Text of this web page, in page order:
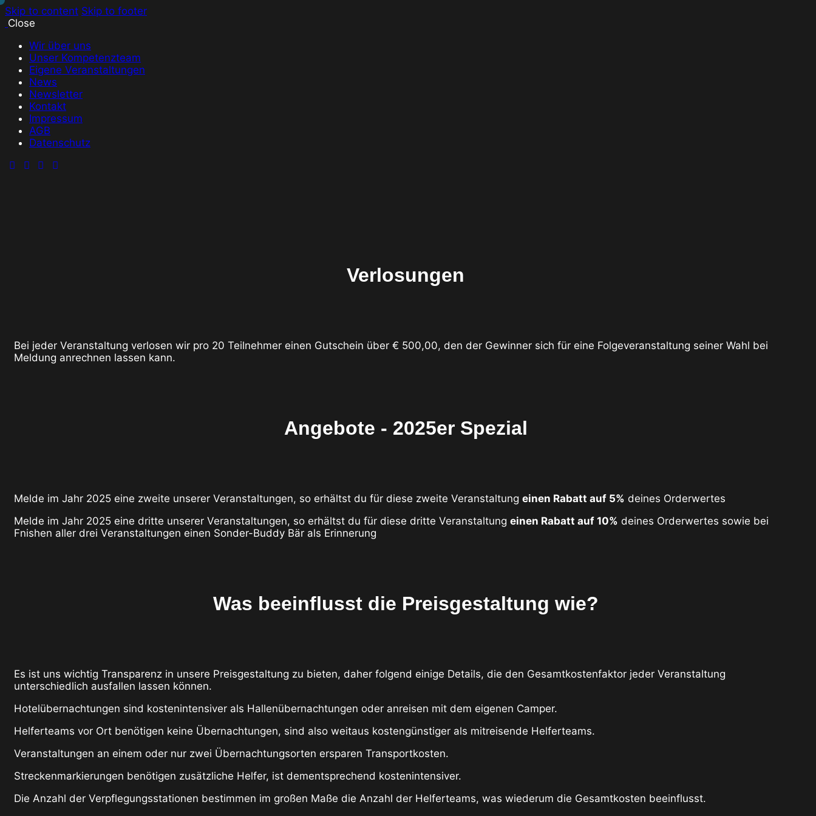
Skip to content Skip to footer
Close
Wir über uns
Unser Kompetenzteam
Eigene Veranstaltungen
News
Newsletter
Kontakt
Impressum
AGB
Datenschutz
Verlosungen
Bei jeder Veranstaltung verlosen wir pro 20 Teilnehmer einen Gutschein über € 500,00, den der Gewinner sich für eine Folgeveranstaltung seiner Wahl bei
Meldung anrechnen lassen kann.
Angebote - 2025er Spezial
Melde im Jahr 2025 eine zweite unserer Veranstaltungen, so erhältst du für diese zweite Veranstaltung einen Rabatt auf 5% deines Orderwertes
Melde im Jahr 2025 eine dritte unserer Veranstaltungen, so erhältst du für diese dritte Veranstaltung einen Rabatt auf 10% deines Orderwertes sowie bei
Fnishen aller drei Veranstaltungen einen Sonder-Buddy Bär als Erinnerung
Was beeinflusst die Preisgestaltung wie?
Es ist uns wichtig Transparenz in unsere Preisgestaltung zu bieten, daher folgend einige Details, die den Gesamtkostenfaktor jeder Veranstaltung
unterschiedlich ausfallen lassen können.
Hotelübernachtungen sind kostenintensiver als Hallenübernachtungen oder anreisen mit dem eigenen Camper.
Helferteams vor Ort benötigen keine Übernachtungen, sind also weitaus kostengünstiger als mitreisende Helferteams.
Veranstaltungen an einem oder nur zwei Übernachtungsorten ersparen Transportkosten.
Streckenmarkierungen benötigen zusätzliche Helfer, ist dementsprechend kostenintensiver.
Die Anzahl der Verpflegungsstationen bestimmen im großen Maße die Anzahl der Helferteams, was wiederum die Gesamtkosten beeinflusst.